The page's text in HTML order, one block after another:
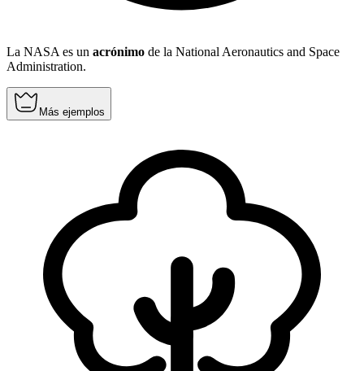
La NASA es un acrónimo de la National Aeronautics and Space
Administration.
Más ejemplos